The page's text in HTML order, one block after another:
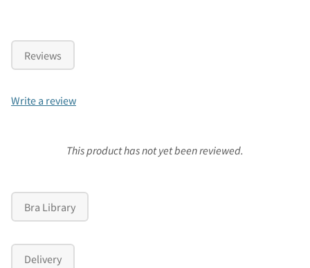
Reviews
Write a review
This product has not yet been reviewed.
Bra Library
Delivery